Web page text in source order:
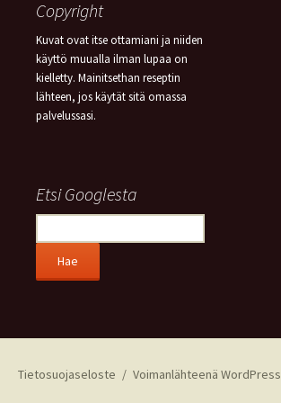
Copyright
Kuvat ovat itse ottamiani ja niiden
käyttö muualla ilman lupaa on
kielletty. Mainitsethan reseptin
lähteen, jos käytät sitä omassa
palvelussasi.
Etsi Googlesta
Tietosuojaseloste Voimanlähteenä WordPress